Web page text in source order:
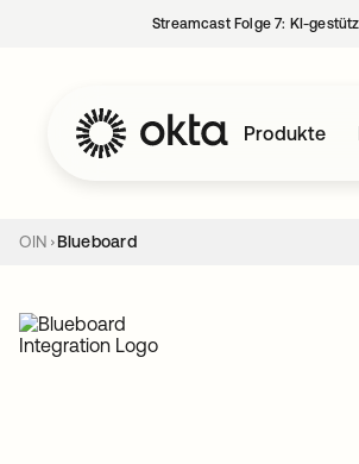
Streamcast Folge 7: KI-
Produkte
OIN Blueboard